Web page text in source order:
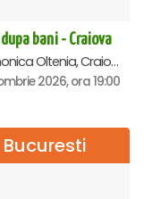
bani - Craiova
Filarmonica Oltenia, Craiova
2026, ora 19:00
Bucuresti